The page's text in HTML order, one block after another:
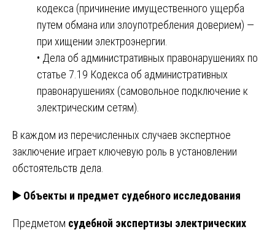
кодекса (причинение имущественного ущерба
путем обмана или злоупотребления доверием) —
при хищении электроэнергии.
• Дела об административных правонарушениях по
статье 7.19 Кодекса об административных
правонарушениях (самовольное подключение к
электрическим сетям).
В каждом из перечисленных случаев экспертное
заключение играет ключевую роль в установлении
обстоятельств дела.
▶️Объекты и предмет судебного исследования
Предметом судебной экспертизы электрических